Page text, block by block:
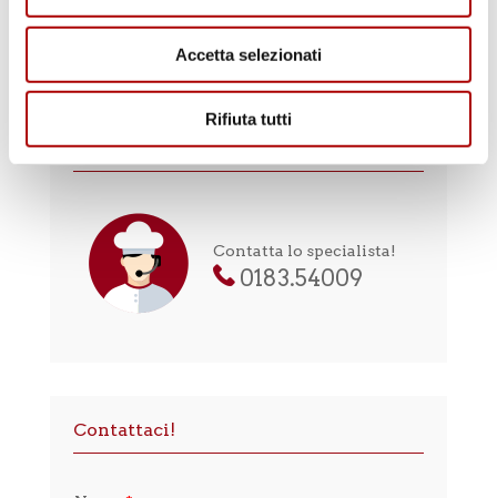
Accetta selezionati
Rifiuta tutti
CONSIGLI
Il Macellaio risponde
Contatta lo specialista!
0183.54009
Contattaci!